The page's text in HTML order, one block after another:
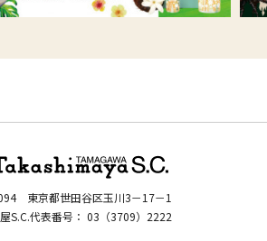
東京都世田谷区玉川3－17－1
S.C.代表番号： 03（3709）2222